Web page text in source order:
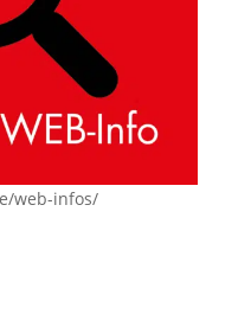
web-infos/